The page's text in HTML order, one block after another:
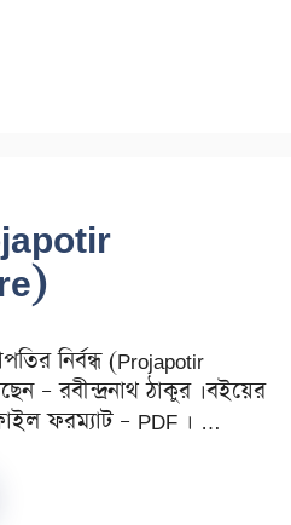
নির্বন্ধ (Projapotir
– রবীন্দ্রনাথ ঠাকুর ।বইয়ের
ফরম্যাট – PDF । …